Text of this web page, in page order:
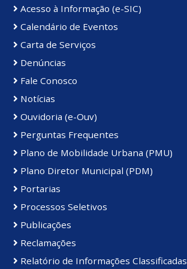
Acesso à Informação (e-SIC)
Calendário de Eventos
Carta de Serviços
Denúncias
Fale Conosco
Notícias
Ouvidoria (e-Ouv)
Perguntas Frequentes
Plano de Mobilidade Urbana (PMU)
Plano Diretor Municipal (PDM)
Portarias
Processos Seletivos
Publicações
Reclamações
Relatório de Informações Classificadas